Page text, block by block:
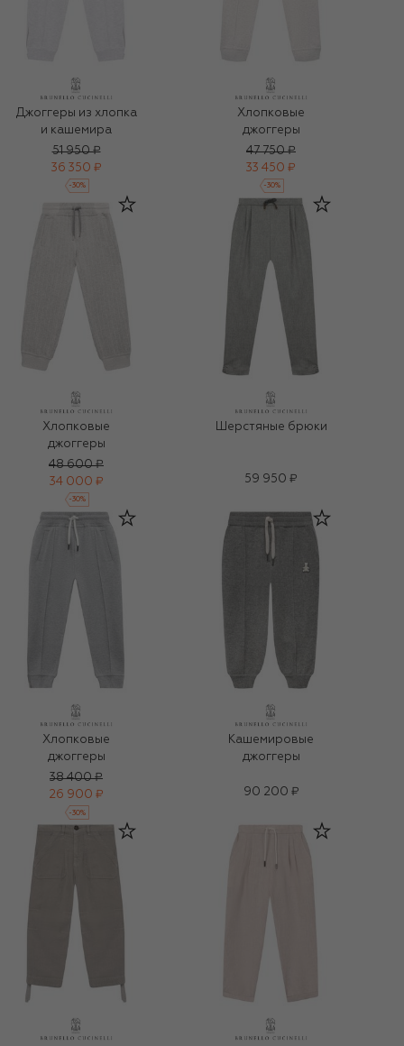
Джоггеры из хлопка
и кашемира
51 950 ₽
36 350 ₽
-30%
Хлопковые
джоггеры
47 750 ₽
33 450 ₽
-30%
Хлопковые
джоггеры
48 600 ₽
34 000 ₽
-30%
Шерстяные брюки
59 950 ₽
Хлопковые
джоггеры
38 400 ₽
26 900 ₽
-30%
Кашемировые
джоггеры
90 200 ₽